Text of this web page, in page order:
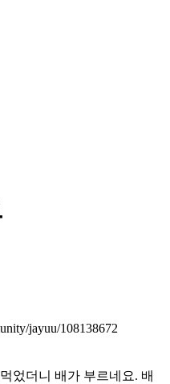
jayuu/108138672
었더니 배가 부르네요. 배